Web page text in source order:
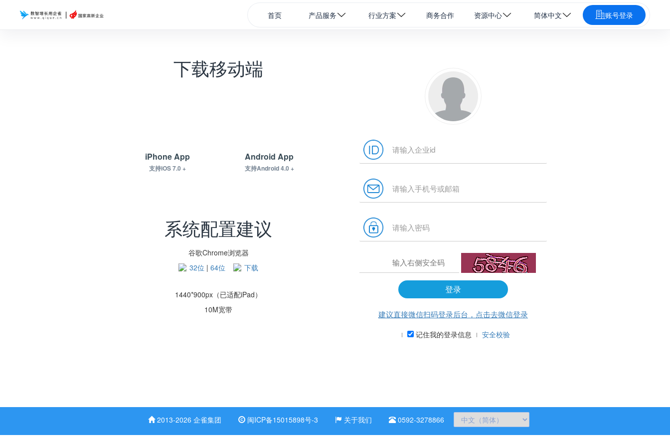
首页 产品服务 行业方案 商务合作 资源中心 简体中文 账号登录
下载移动端
iPhone App
支持iOS 7.0 +
Android App
支持Android 4.0 +
系统配置建议
谷歌Chrome浏览器
32位 | 64位 下载
1440*900px（已适配iPad）
10M宽带
登录
建议直接微信扫码登录后台，点击去微信登录
记住我的登录信息 安全校验
2013-2026 企雀集团 闽ICP备15015898号-3 关于我们 0592-3278866